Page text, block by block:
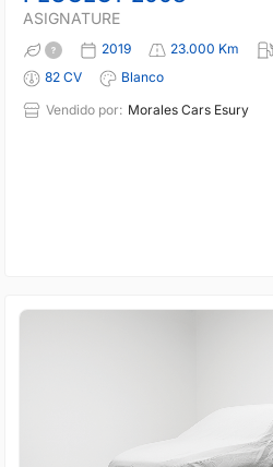
ASIGNATURE
2019 23.000 Km
82 CV
Blanco
Vendido por: Morales Cars Esury